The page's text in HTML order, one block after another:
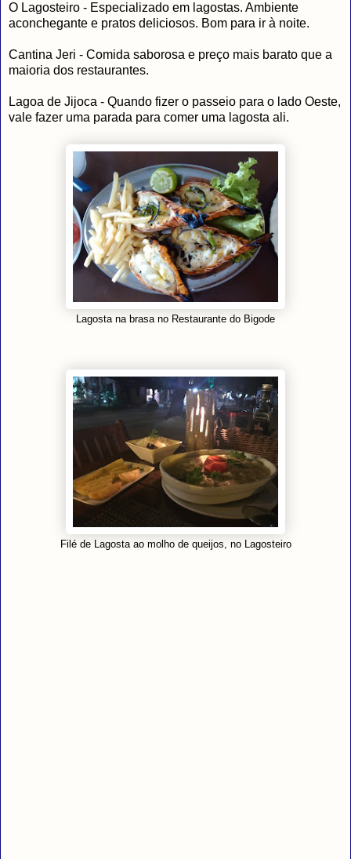
O Lagosteiro - Especializado em lagostas. Ambiente
aconchegante e pratos deliciosos. Bom para ir à noite.
Cantina Jeri - Comida saborosa e preço mais barato que a
maioria dos restaurantes.
Lagoa de Jijoca - Quando fizer o passeio para o lado Oeste,
vale fazer uma parada para comer uma lagosta ali.
Lagosta na brasa no Restaurante do Bigode
Filé de Lagosta ao molho de queijos, no Lagosteiro